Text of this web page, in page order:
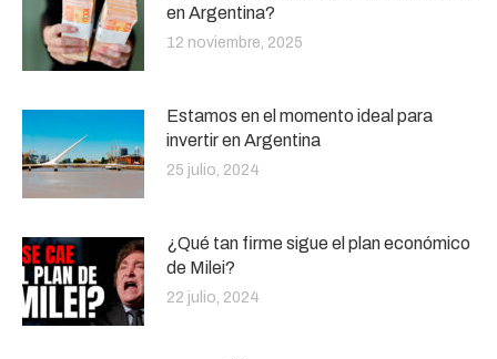
en Argentina?
12 noviembre, 2025
Estamos en el momento ideal para
invertir en Argentina
25 julio, 2024
¿Qué tan firme sigue el plan económico
de Milei?
22 julio, 2024